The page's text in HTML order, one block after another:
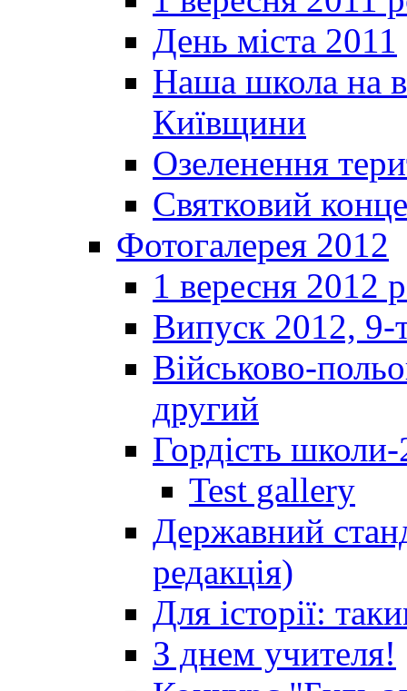
День міста 2011
Наша школа на
Київщини
Озеленення
Святковий
Фотогалерея 2012
1 вересня 2012
Випуск 2012, 9-
Військово-
другий
Гордість
Test gallery
Державний
редакція)
Для історії:
З днем учителя!